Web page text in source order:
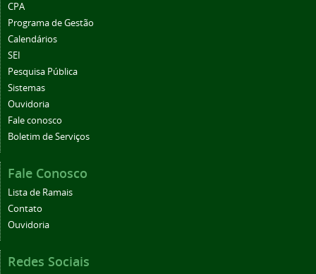
CPA
Programa de Gestão
Calendários
SEI
Pesquisa Pública
Sistemas
Ouvidoria
Fale conosco
Boletim de Serviços
Fale Conosco
Lista de Ramais
Contato
Ouvidoria
Redes Sociais